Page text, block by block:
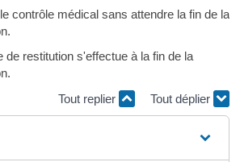
contrôle médical sans attendre la fin de la
de restitution s'effectue à la fin de la
Tout replier
Tout déplier